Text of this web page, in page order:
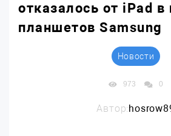
отказалось от iPad в
планшетов Samsung
Новости
973 0
Автор: